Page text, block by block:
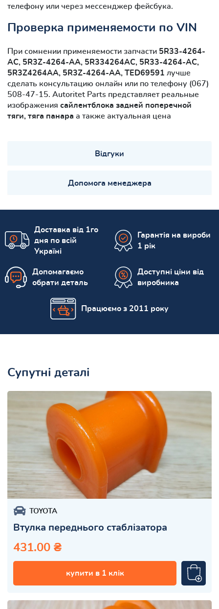
телефону или через мессенджер фейсбука.
Проверка применяемости по VIN
При сомнении применяемости запчасти 5R33-4264-
AC, 5R3Z-4264-AA, 5R334264AC, 5R33-4264-AC,
5R3Z4264AA, 5R3Z-4264-AA, TED69591 лучше
сделать консультацию онлайн или по телефону (067)
508-47-15. Autoritet Parts представляет реальные
изображения сайлентблокa задней поперечной
тяги, тяга панара а также актуальная цена
Відгуки
Допомога менеджера
Доставка від 1го
дня по всій
Україні
Гарантія на вироби
1 рік
Допомагаємо
обрати деталь
Доступні ціни від
виробника
Працюємо з 2011 року
Супутні деталі
TOYOTA
Втулка переднього стаблізатора
431.00 ₴
купити в 1 клік